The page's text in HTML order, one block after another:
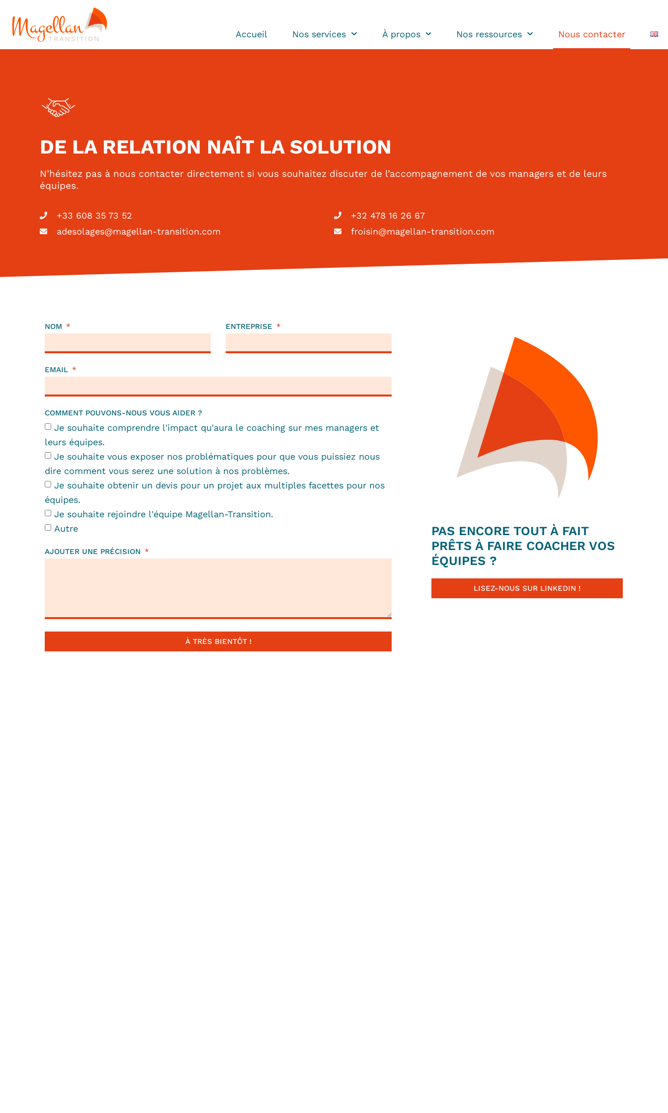
Accueil Nos services À propos Nos ressources Nous contacter
DE LA RELATION NAÎT LA SOLUTION
N’hésitez pas à nous contacter directement si vous souhaitez discuter de l’accompagnement de vos managers et de leurs
équipes.
+33 608 35 73 52
adesolages@magellan-transition.com
+32 478 16 26 67
froisin@magellan-transition.com
NOM ENTREPRISE
EMAIL
COMMENT POUVONS-NOUS VOUS AIDER ?
Je souhaite comprendre l'impact qu'aura le coaching sur mes managers et
leurs équipes.
Je souhaite vous exposer nos problématiques pour que vous puissiez nous
dire comment vous serez une solution à nos problèmes.
Je souhaite obtenir un devis pour un projet aux multiples facettes pour nos
équipes.
Je souhaite rejoindre l'équipe Magellan-Transition.
Autre
AJOUTER UNE PRÉCISION
À TRÈS BIENTÔT !
PAS ENCORE TOUT À FAIT
PRÊTS À FAIRE COACHER VOS
ÉQUIPES ?
LISEZ-NOUS SUR LINKEDIN !